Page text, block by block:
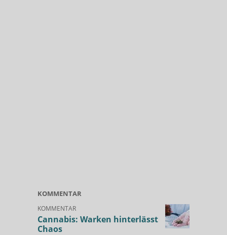
KOMMENTAR
KOMMENTAR
Cannabis: Warken hinterlässt
Chaos